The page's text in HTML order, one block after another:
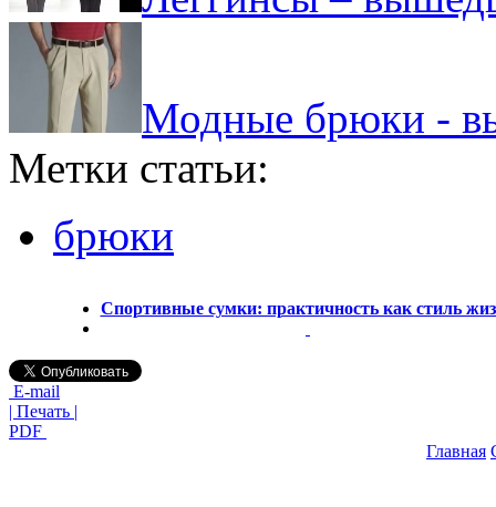
Модные брюки -
Метки статьи:
брюки
Спортивные сумки: практичность как стиль
E-mail
| Печать |
PDF
Главная